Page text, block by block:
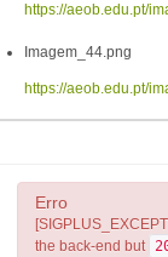
https://aeob.edu.pt/
Imagem_44.png
https://aeob.edu.pt/
Erro
the back-end but